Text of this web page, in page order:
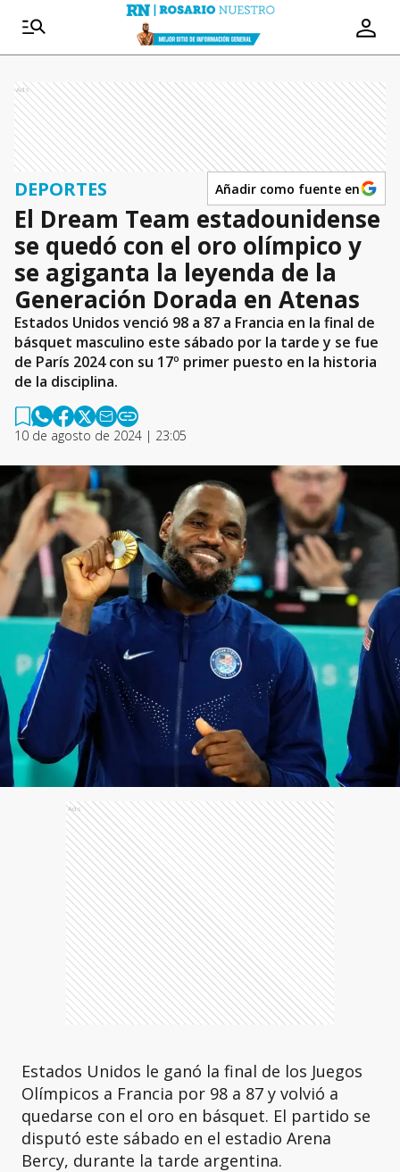
Ads
DEPORTES Añadir como fuente en
El Dream Team estadounidense
se quedó con el oro olímpico y
se agiganta la leyenda de la
Generación Dorada en Atenas
Estados Unidos venció 98 a 87 a Francia en la final de
básquet masculino este sábado por la tarde y se fue
de París 2024 con su 17º primer puesto en la historia
de la disciplina.
10 de agosto de 2024 | 23:05
Ads
Estados Unidos le ganó la final de los Juegos
Olímpicos a Francia por 98 a 87 y volvió a
quedarse con el oro en básquet. El partido se
disputó este sábado en el estadio Arena
Bercy, durante la tarde argentina.